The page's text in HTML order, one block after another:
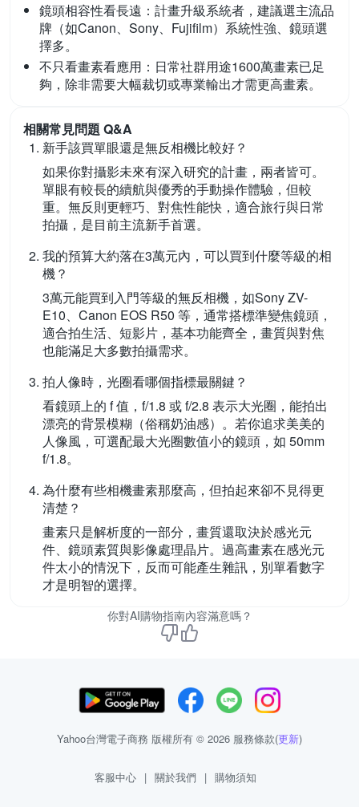
鏡頭相容性看長遠： 計畫升級系統者，建議選主流品
牌（如Canon、Sony、Fujifilm）系統性強、鏡頭選
擇多。
不只看畫素看應用： 日常社群用途1600萬畫素已足
夠，除非需要大幅裁切或專業輸出才需更高畫素。
相關常見問題 Q&A
新手該買單眼還是無反相機比較好？
如果你對攝影未來有深入研究的計畫，兩者皆可。
單眼有較長的續航與優秀的手動操作體驗，但較
重。無反則更輕巧、對焦性能快，適合旅行與日常
拍攝，是目前主流新手首選。
我的預算大約落在3萬元內，可以買到什麼等級的相
機？
3萬元能買到入門等級的無反相機，如Sony ZV-
E10、Canon EOS R50 等，通常搭標準變焦鏡頭，
適合拍生活、短影片，基本功能齊全，畫質與對焦
也能滿足大多數拍攝需求。
拍人像時，光圈看哪個指標最關鍵？
看鏡頭上的 f 值，f/1.8 或 f/2.8 表示大光圈，能拍出
漂亮的背景模糊（俗稱奶油感）。若你追求美美的
人像風，可選配最大光圈數值小的鏡頭，如 50mm
f/1.8。
為什麼有些相機畫素那麼高，但拍起來卻不見得更
清楚？
畫素只是解析度的一部分，畫質還取決於感光元
件、鏡頭素質與影像處理晶片。過高畫素在感光元
件太小的情況下，反而可能產生雜訊，別單看數字
才是明智的選擇。
你對AI購物指南內容滿意嗎？
Yahoo台灣電子商務 版權所有 © 2026 服務條款(更新)
客服中心 | 關於我們 | 購物須知